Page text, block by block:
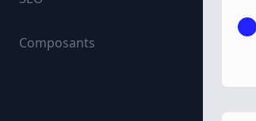
Composants